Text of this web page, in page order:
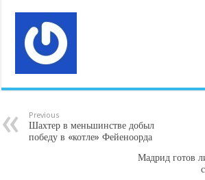
Previous
Шахтер в меньшинстве добыл
победу в «котле» Фейеноорда
Мадрид готов